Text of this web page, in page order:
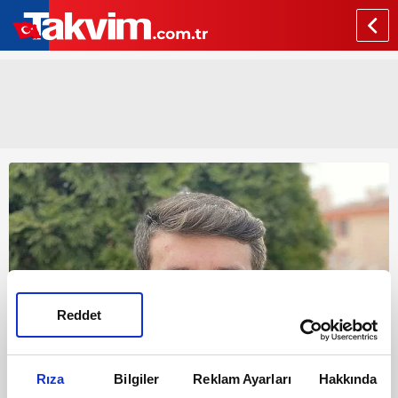
Rıza Bilgiler Reklam Ayarları Hakkında
Reddet